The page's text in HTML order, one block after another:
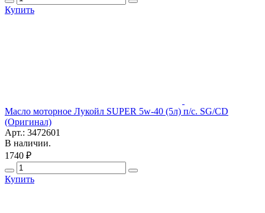
Купить
Масло моторное Лукойл SUPER 5w-40 (5л) п/с. SG/CD
(Оригинал)
Арт.: 3472601
В наличии.
1740 ₽
Купить